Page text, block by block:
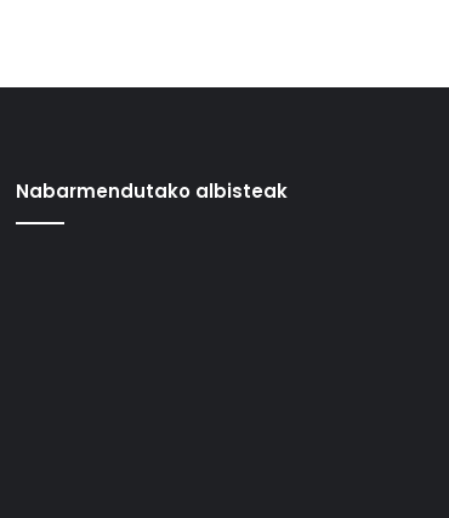
Nabarmendutako albisteak